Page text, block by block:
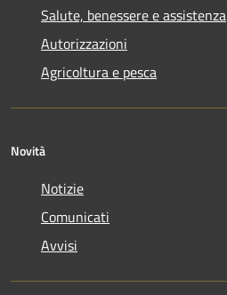
Salute, benessere e assistenza
Autorizzazioni
Agricoltura e pesca
Novità
Notizie
Comunicati
Avvisi